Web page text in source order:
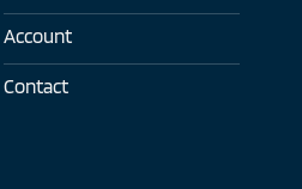
Account
Contact